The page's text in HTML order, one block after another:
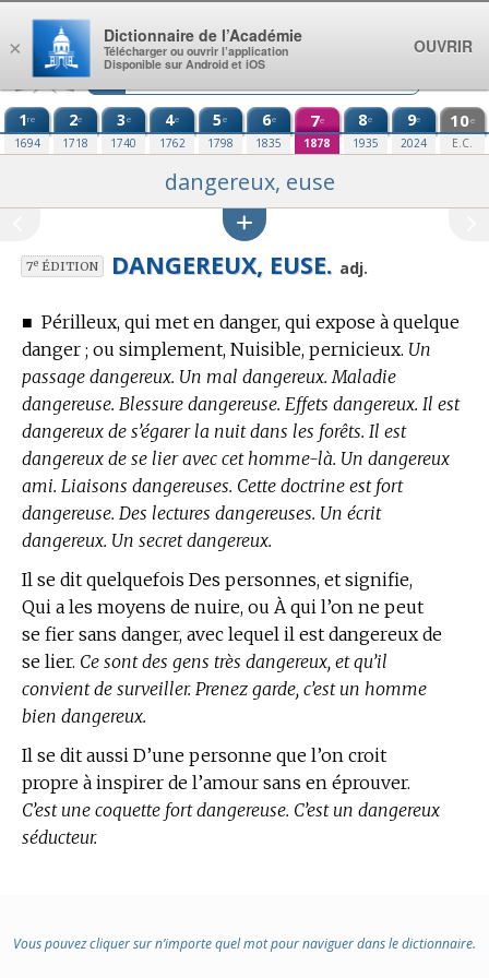
Aller au contenu
1re
1694
2e
1718
3e
1740
4e
1762
5e
1798
6e
1835
7e
1878
8e
1935
9e
2024
10e
E.C.
dangereux, euse
7eÉDITION DANGEREUX, EUSE. adj.
■ Périlleux, qui met en danger, qui expose à quelque
danger ; ou simplement, Nuisible, pernicieux. Un
passage dangereux. Un mal dangereux. Maladie
dangereuse. Blessure dangereuse. Effets dangereux. Il est
dangereux de s’égarer la nuit dans les forêts. Il est
dangereux de se lier avec cet homme-là. Un dangereux
ami. Liaisons dangereuses. Cette doctrine est fort
dangereuse. Des lectures dangereuses. Un écrit
dangereux. Un secret dangereux.
Il se dit quelquefois Des personnes, et signifie,
Qui a les moyens de nuire, ou À qui l’on ne peut
se fier sans danger, avec lequel il est dangereux de
se lier. Ce sont des gens très dangereux, et qu’il
convient de surveiller. Prenez garde, c’est un homme
bien dangereux.
Il se dit aussi D’une personne que l’on croit
propre à inspirer de l’amour sans en éprouver.
C’est une coquette fort dangereuse. C’est un dangereux
séducteur.
Vous pouvez cliquer sur n’importe quel mot pour naviguer dans le dictionnaire.
×
Dictionnaire de l’Académie
Télécharger ou ouvrir l’application
Disponible sur Android et iOS
OUVRIR